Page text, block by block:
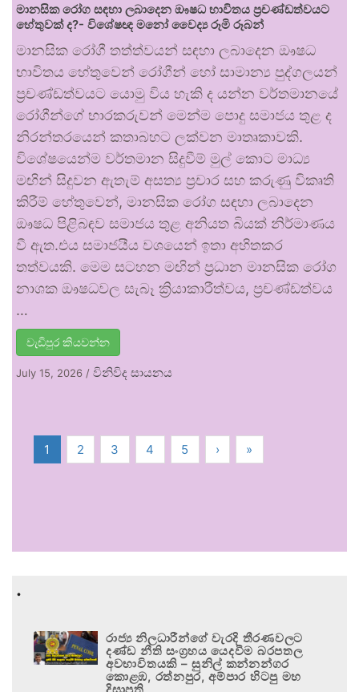
මානසික රෝග සඳහා ලබාදෙන ඖෂධ භාවිතය ප්‍රචණ්ඩත්වයට
හේතුවක් ද?- විශේෂඥ මනෝ වෛද්‍ය රූමි රූබන්
මානසික රෝගී තත්ත්වයන් සඳහා ලබාදෙන ඖෂධ
භාවිතය හේතුවෙන් රෝගීන් හෝ සාමාන්‍ය පුද්ගලයන්
ප්‍රචණ්ඩත්වයට යොමු විය හැකි ද යන්න වර්තමානයේ
රෝගීන්ගේ භාරකරුවන් මෙන්ම පොදු සමාජය තුළ ද
නිරන්තරයෙන් කතාබහට ලක්වන මාතෘකාවකි.
විශේෂයෙන්ම වර්තමාන සිදුවීම් මුල් කොට මාධ්‍ය
මඟින් සිදුවන ඇතැම් අසත්‍ය ප්‍රචාර සහ කරුණු විකෘති
කිරීම් හේතුවෙන්, මානසික රෝග සඳහා ලබාදෙන
ඖෂධ පිළිබඳව සමාජය තුළ අනියත බියක් නිර්මාණය
වී ඇත.එය සමාජයීය වශයෙන් ඉතා අහිතකර
තත්වයකි. මෙම සටහන මඟින් ප්‍රධාන මානසික රෝග
නාශක ඖෂධවල සැබෑ ක්‍රියාකාරීත්වය, ප්‍රචණ්ඩත්වය
…
වැඩිපුර කියවන්න
July 15, 2026 / විනිවිද සායනය
1 2 3 4 5 › »
.
රාජ්‍ය නිලධාරීන්ගේ වැරදි තීරණවලට
දණ්ඩ නීති සංග්‍රහය යෙදවීම බරපතල
අවභාවිතයකි – සුනිල් කන්නන්ගර
කොළඹ, රත්නපුර, අම්පාර හිටපු මහ